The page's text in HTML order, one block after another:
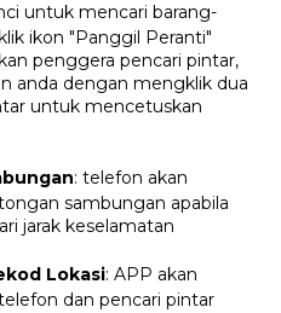
untuk mencari barang-
ikon "Panggil Peranti"
penggera pencari pintar,
anda dengan mengklik dua
untuk mencetuskan
: telefon akan
sambungan apabila
jarak keselamatan
Lokasi: APP akan
dan pencari pintar